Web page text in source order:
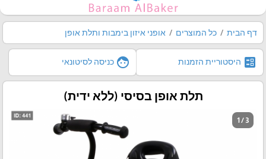
דף הבית כל המוצרים אופני איזון בימבות ותלת אופן
ballot היסטוריית הזמנות face כניסה לסיטונאי
תלת אופן בסיסי (ללא ידית)
1 / 3